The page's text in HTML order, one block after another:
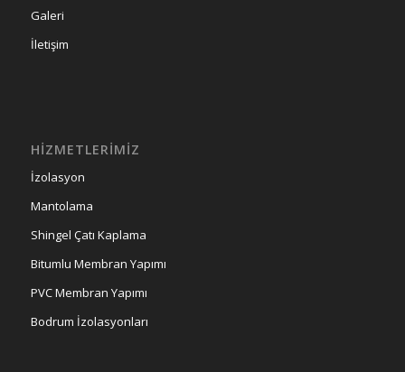
Galeri
İletişim
HIZMETLERIMIZ
İzolasyon
Mantolama
Shingel Çatı Kaplama
Bitumlu Membran Yapımı
PVC Membran Yapımı
Bodrum İzolasyonları